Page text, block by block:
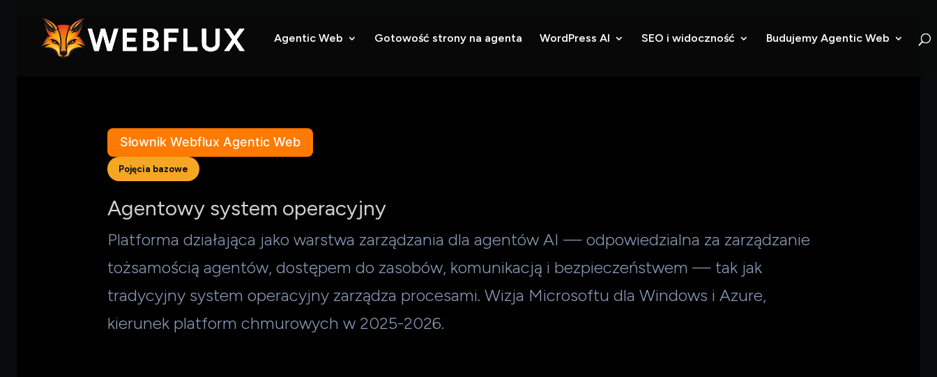
Agentic Web Gotowość strony na agenta WordPress AI SEO i widoczność Budujemy Agentic Web
Słownik Webflux Agentic Web
Pojęcia bazowe
Agentowy system operacyjny
Platforma działająca jako warstwa zarządzania dla agentów AI — odpowiedzialna za zarządzanie
tożsamością agentów, dostępem do zasobów, komunikacją i bezpieczeństwem — tak jak
tradycyjny system operacyjny zarządza procesami. Wizja Microsoftu dla Windows i Azure,
kierunek platform chmurowych w 2025-2026.